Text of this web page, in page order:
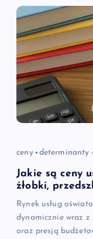
ceny determinanty
Jakie są ceny
żłobki,
Rynek usług
dynamicznie wraz z
oraz presją